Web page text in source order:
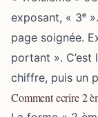
exposant, « 3ᵉ
page soignée.
portant ».
chiffre, puis un
Comment ecrire 2